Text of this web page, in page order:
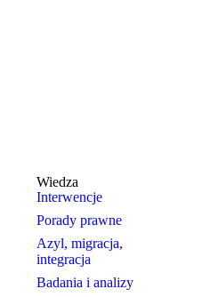
Wiedza
Interwencje
Porady prawne
Azyl, migracja,
integracja
Badania i analizy